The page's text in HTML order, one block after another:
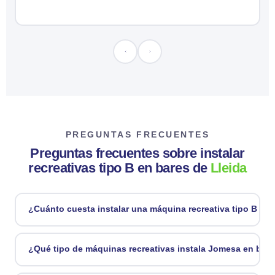
PREGUNTAS FRECUENTES
Preguntas frecuentes sobre instalar
recreativas tipo B en bares de Lleida
¿Cuánto cuesta instalar una máquina recreativa tipo B en
La instalación es completamente gratuita. Jomesa es un
operador independiente de tragaperras: nosotros ponemos la
sin coste para ti. Tú solo aportas el espacio en tu bar de
¿Qué tipo de máquinas recreativas instala Jomesa en
Instalamos exclusivamente máquinas recreativas tipo B